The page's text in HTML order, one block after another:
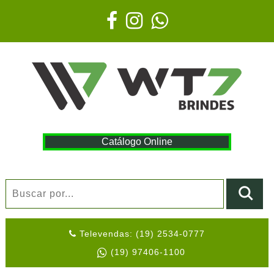
Catálogo Online
Televendas: (19) 2534-0777
(19) 97406-1100